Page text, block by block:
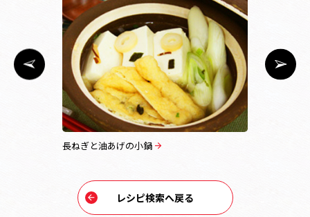
長ねぎと油あげの小鍋
レシピ検索へ戻る